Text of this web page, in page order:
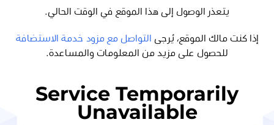
يتعذر الوصول إلى هذا الموقع في الوقت الحالي.
إذا كنت مالك الموقع، يُرجى
التواصل مع مزود خدمة الاستضافة
للحصول على مزيد من المعلومات والمساعدة.
Service Temporarily
Unavailable